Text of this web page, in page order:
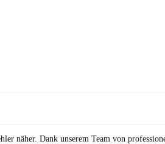
näher. Dank unserem Team von